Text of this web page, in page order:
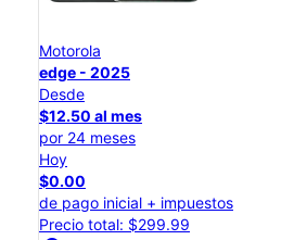
Motorola
edge - 2025
Desde
$12.50 al mes
por 24 meses
Hoy
$0.00
de pago inicial + impuestos
Precio total: $299.99